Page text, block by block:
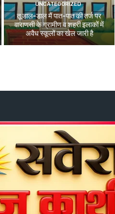
UNCATEGORIZED
तू डाल-डाल मैं पात-पात की तर्ज पर
वाराणसी के ग्रामीण व शहरी इलाकों में
अवैध स्कूलों का खेल जारी है